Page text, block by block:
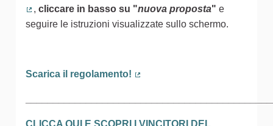
(Collegamento esterno)
, cliccare in basso su "nuova proposta" e
seguire le istruzioni visualizzate sullo schermo.
Scarica il regolamento!
CLICCA QUI E SCOPRI I VINCITORI DEL